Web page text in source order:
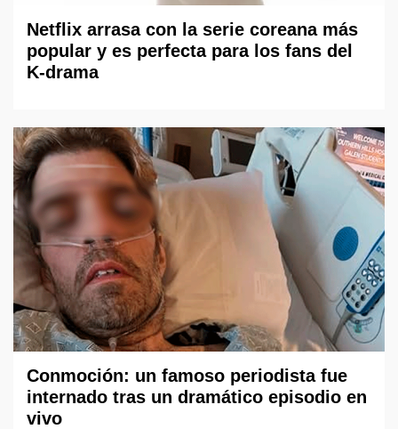
Netflix arrasa con la serie coreana más
popular y es perfecta para los fans del
K-drama
Conmoción: un famoso periodista fue
internado tras un dramático episodio en
vivo